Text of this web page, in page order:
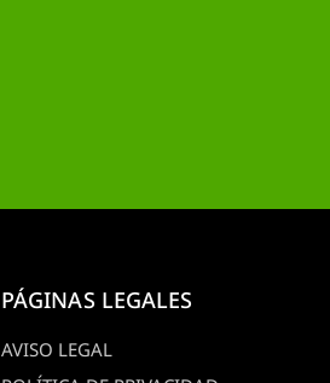
PÁGINAS LEGALES
AVISO LEGAL